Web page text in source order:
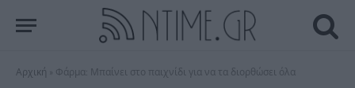
Αρχική Φάρμα: Μπαίνει στο παιχνίδι για να τα διορθώσει όλα